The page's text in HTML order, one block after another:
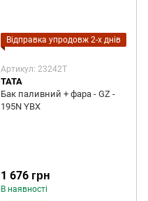
Відправка упродовж 2-х днів
Артикул: 23242T
TATA
Бак паливний + фара - GZ -
195N YBX
1 676 грн
В наявності